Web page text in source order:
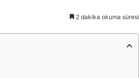
2 dakika okuma süresi